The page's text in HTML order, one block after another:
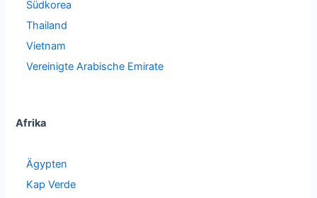
Südkorea
Thailand
Vietnam
Vereinigte Arabische Emirate
Afrika
Ägypten
Kap Verde